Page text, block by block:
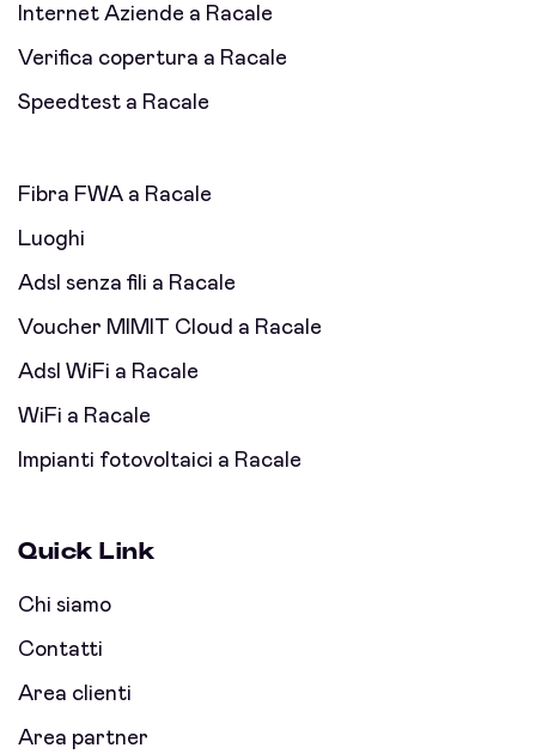
Internet Aziende a Racale
Verifica copertura a Racale
Speedtest a Racale
Fibra FWA a Racale
Luoghi
Adsl senza fili a Racale
Voucher MIMIT Cloud a Racale
Adsl WiFi a Racale
WiFi a Racale
Impianti fotovoltaici a Racale
Quick Link
Chi siamo
Contatti
Area clienti
Area partner